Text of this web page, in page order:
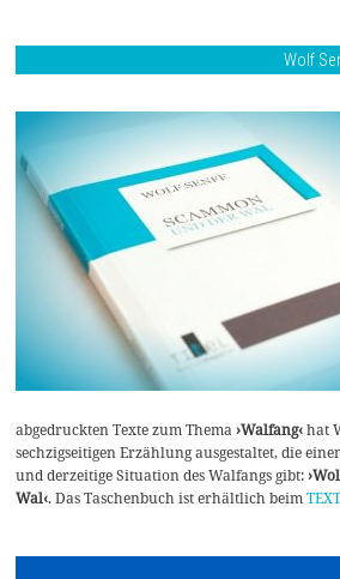
Wolf
abgedruckten Texte zum Thema›Walfang‹hat
sechzigseitigen Erzählung ausgestaltet, die
und derzeitige Situation des Walfangs gibt:
Wal‹. Das Taschenbuch ist erhältlich beim